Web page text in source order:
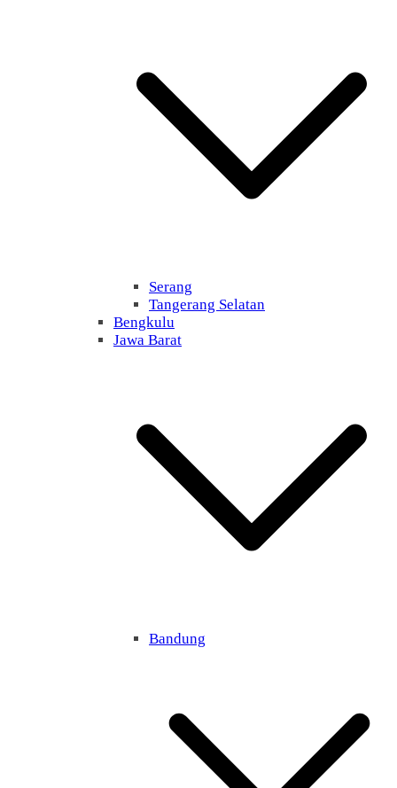
Serang
Tangerang Selatan
Bengkulu
Jawa Barat
Bandung